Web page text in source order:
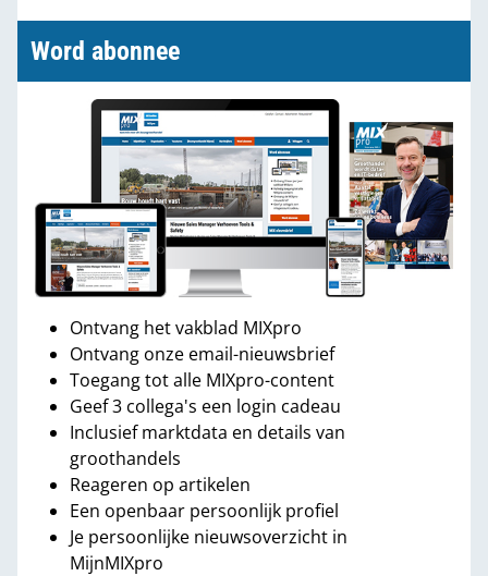
Word abonnee
Ontvang het vakblad MIXpro
Ontvang onze email-nieuwsbrief
Toegang tot alle MIXpro-content
Geef 3 collega's een login cadeau
Inclusief marktdata en details van
groothandels
Reageren op artikelen
Een openbaar persoonlijk profiel
Je persoonlijke nieuwsoverzicht in
MijnMIXpro